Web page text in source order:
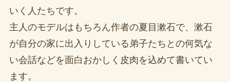
いく人たちです。
主人のモデルはもちろん作者の夏目漱石で、漱石
が自分の家に出入りしている弟子たちとの何気な
い会話などを面白おかしく皮肉を込めて書いてい
ます。